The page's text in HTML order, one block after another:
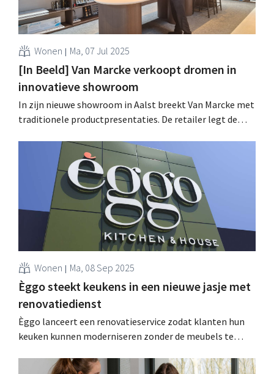
Wonen Ma, 07 Jul 2025
[In Beeld] Van Marcke verkoopt dromen in
innovatieve showroom
In zijn nieuwe showroom in Aalst breekt Van Marcke met
traditionele productpresentaties. De retailer legt de
realisatie van badkamerdromen". .
Wonen Ma, 08 Sep 2025
Èggo steekt keukens in een nieuwe jasje met
renovatiedienst
Èggo lanceert een renovatieservice zodat klanten hun
keuken kunnen moderniseren zonder de meubels te